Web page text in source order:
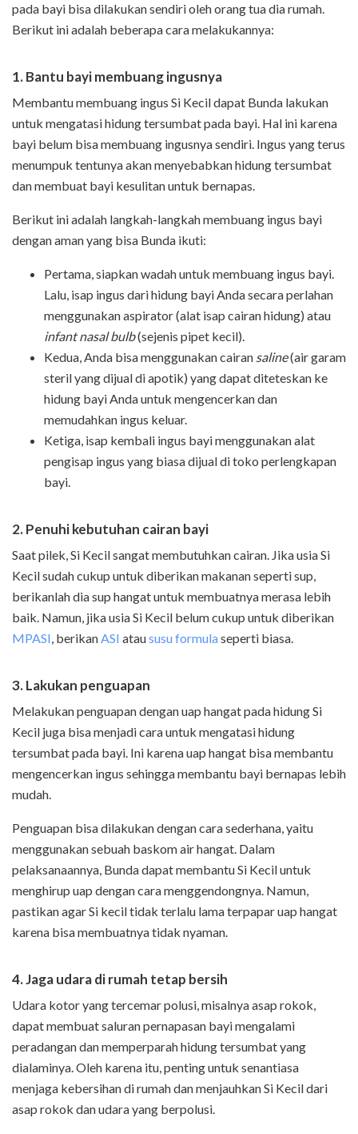
pada bayi bisa dilakukan sendiri oleh orang tua dia rumah.
Berikut ini adalah beberapa cara melakukannya:
1. Bantu bayi membuang ingusnya
Membantu membuang ingus Si Kecil dapat Bunda lakukan
untuk mengatasi hidung tersumbat pada bayi. Hal ini karena
bayi belum bisa membuang ingusnya sendiri. Ingus yang terus
menumpuk tentunya akan menyebabkan hidung tersumbat
dan membuat bayi kesulitan untuk bernapas.
Berikut ini adalah langkah-langkah membuang ingus bayi
dengan aman yang bisa Bunda ikuti:
Pertama, siapkan wadah untuk membuang ingus bayi.
Lalu, isap ingus dari hidung bayi Anda secara perlahan
menggunakan aspirator (alat isap cairan hidung) atau
infant nasal bulb(sejenis pipet kecil).
Kedua, Anda bisa menggunakan cairan saline(air garam
steril yang dijual di apotik) yang dapat diteteskan ke
hidung bayi Anda untuk mengencerkan dan
memudahkan ingus keluar.
Ketiga, isap kembali ingus bayi menggunakan alat
pengisap ingus yang biasa dijual di toko perlengkapan
bayi.
2. Penuhi kebutuhan cairan bayi
Saat pilek, Si Kecil sangat membutuhkan cairan. Jika usia Si
Kecil sudah cukup untuk diberikan makanan seperti sup,
berikanlah dia sup hangat untuk membuatnya merasa lebih
baik. Namun, jika usia Si Kecil belum cukup untuk diberikan
MPASI, berikanASI ataususu formulaseperti biasa.
3. Lakukan penguapan
Melakukan penguapan dengan uap hangat pada hidung Si
Kecil juga bisa menjadi cara untuk mengatasi hidung
tersumbat pada bayi. Ini karena uap hangat bisa membantu
mengencerkan ingus sehingga membantu bayi bernapas lebih
mudah.
Penguapan bisa dilakukan dengan cara sederhana, yaitu
menggunakan sebuah baskom air hangat. Dalam
pelaksanaannya, Bunda dapat membantu Si Kecil untuk
menghirup uap dengan cara menggendongnya. Namun,
pastikan agar Si kecil tidak terlalu lama terpapar uap hangat
karena bisa membuatnya tidak nyaman.
4. Jaga udara di rumah tetap bersih
Udara kotor yang tercemar polusi, misalnya asap rokok,
dapat membuat saluran pernapasan bayi mengalami
peradangan dan memperparah hidung tersumbat yang
dialaminya. Oleh karena itu, penting untuk senantiasa
menjaga kebersihan di rumah dan menjauhkan Si Kecil dari
asap rokok dan udara yang berpolusi.